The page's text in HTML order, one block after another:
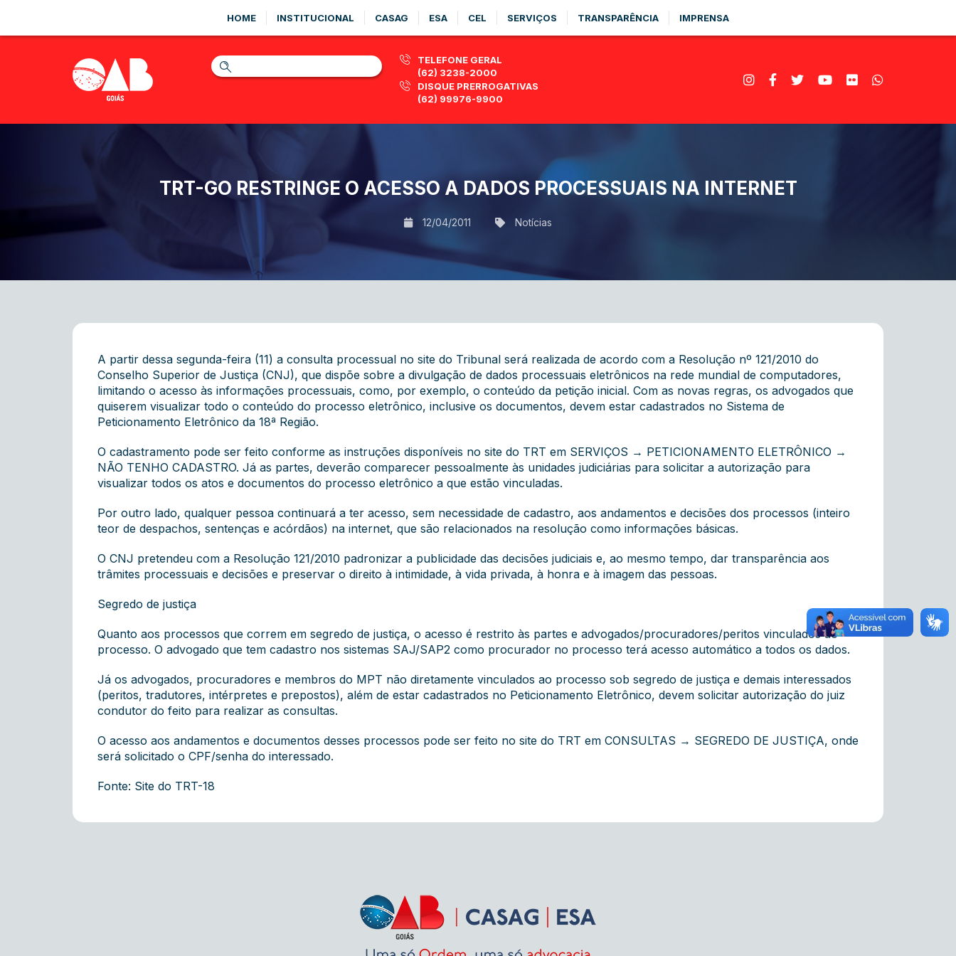
HOME INSTITUCIONAL CASAG ESA CEL SERVIÇOS TRANSPARÊNCIA IMPRENSA
TELEFONE GERAL
(62) 3238-2000
DISQUE PRERROGATIVAS
(62) 99976-9900
TRT-GO RESTRINGE O ACESSO A DADOS PROCESSUAIS NA INTERNET
12/04/2011 Notícias
A partir dessa segunda-feira (11) a consulta processual no site do Tribunal será realizada de acordo com a Resolução nº 121/2010 do
Conselho Superior de Justiça (CNJ), que dispõe sobre a divulgação de dados processuais eletrônicos na rede mundial de computadores,
limitando o acesso às informações processuais, como, por exemplo, o conteúdo da petição inicial. Com as novas regras, os advogados que
quiserem visualizar todo o conteúdo do processo eletrônico, inclusive os documentos, devem estar cadastrados no Sistema de
Peticionamento Eletrônico da 18ª Região.
O cadastramento pode ser feito conforme as instruções disponíveis no site do TRT em SERVIÇOS → PETICIONAMENTO ELETRÔNICO →
NÃO TENHO CADASTRO. Já as partes, deverão comparecer pessoalmente às unidades judiciárias para solicitar a autorização para
visualizar todos os atos e documentos do processo eletrônico a que estão vinculadas.
Por outro lado, qualquer pessoa continuará a ter acesso, sem necessidade de cadastro, aos andamentos e decisões dos processos (inteiro
teor de despachos, sentenças e acórdãos) na internet, que são relacionados na resolução como informações básicas.
O CNJ pretendeu com a Resolução 121/2010 padronizar a publicidade das decisões judiciais e, ao mesmo tempo, dar transparência aos
trâmites processuais e decisões e preservar o direito à intimidade, à vida privada, à honra e à imagem das pessoas.
Segredo de justiça
Quanto aos processos que correm em segredo de justiça, o acesso é restrito às partes e advogados/procuradores/peritos vinculados ao
processo. O advogado que tem cadastro nos sistemas SAJ/SAP2 como procurador no processo terá acesso automático a todos os dados.
Já os advogados, procuradores e membros do MPT não diretamente vinculados ao processo sob segredo de justiça e demais interessados
(peritos, tradutores, intérpretes e prepostos), além de estar cadastrados no Peticionamento Eletrônico, devem solicitar autorização do juiz
condutor do feito para realizar as consultas.
O acesso aos andamentos e documentos desses processos pode ser feito no site do TRT em CONSULTAS → SEGREDO DE JUSTIÇA, onde
será solicitado o CPF/senha do interessado.
Fonte: Site do TRT-18